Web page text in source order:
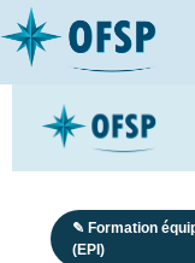
✎ Formation
(EPI)